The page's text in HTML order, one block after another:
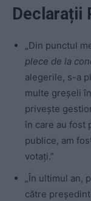
Declarații
„Din punctul
plece de la
alegerile, s-a
multe greșeli
privește
în care au fost
publice, am
votați.”
„În ultimul an,
către